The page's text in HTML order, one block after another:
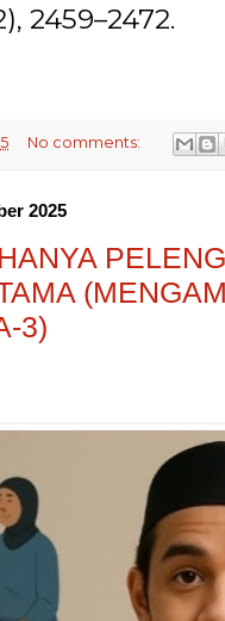
2459–2472.
No comments:
2025
3)